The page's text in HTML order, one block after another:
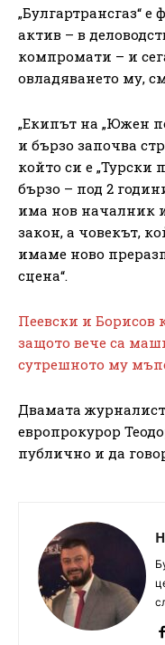
„Булгартрансгаз“
актив – в
компромати – и
овладяването му,
„Екипът на „Южен
и бързо започва
който си е „Турски
бързо – под 2
има нов началник
закон, а човекът,
имаме ново
сцена“.
Пеевски и Борисов
защото вече са
сутрешното му
Двамата
европрокурор
публично и да